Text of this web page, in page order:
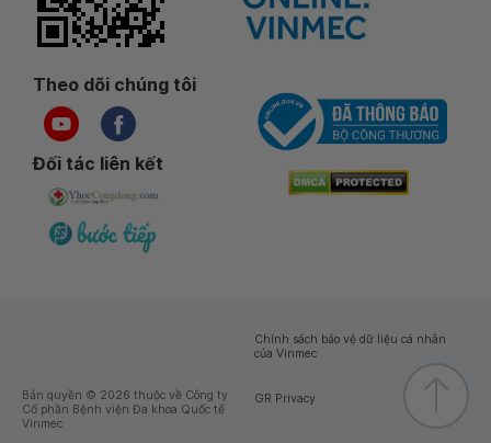
Theo dõi chúng tôi
Đối tác liên kết
Bản quyền © 2026 thuộc về Công ty
Cổ phần Bệnh viện Đa khoa Quốc tế
Vinmec
Chính sách bảo vệ dữ liệu cá nhân
của Vinmec
GR Privacy